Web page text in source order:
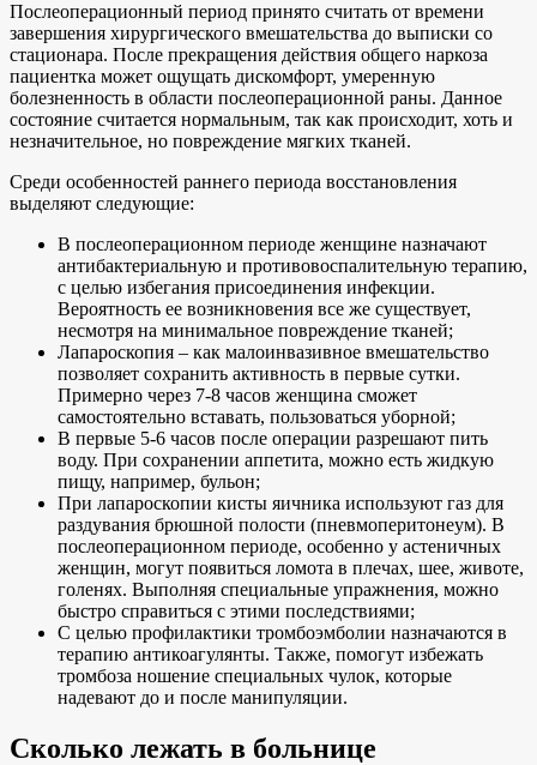
Послеоперационный период принято считать от времени
завершения хирургического вмешательства до выписки со
стационара. После прекращения действия общего наркоза
пациентка может ощущать дискомфорт, умеренную
болезненность в области послеоперационной раны. Данное
состояние считается нормальным, так как происходит, хоть и
незначительное, но повреждение мягких тканей.
Среди особенностей раннего периода восстановления
выделяют следующие:
В послеоперационном периоде женщине назначают
антибактериальную и противовоспалительную терапию,
с целью избегания присоединения инфекции.
Вероятность ее возникновения все же существует,
несмотря на минимальное повреждение тканей;
Лапароскопия – как малоинвазивное вмешательство
позволяет сохранить активность в первые сутки.
Примерно через 7-8 часов женщина сможет
самостоятельно вставать, пользоваться уборной;
В первые 5-6 часов после операции разрешают пить
воду. При сохранении аппетита, можно есть жидкую
пищу, например, бульон;
При лапароскопии кисты яичника используют газ для
раздувания брюшной полости (пневмоперитонеум). В
послеоперационном периоде, особенно у астеничных
женщин, могут появиться ломота в плечах, шее, животе,
голенях. Выполняя специальные упражнения, можно
быстро справиться с этими последствиями;
С целью профилактики тромбоэмболии назначаются в
терапию антикоагулянты. Также, помогут избежать
тромбоза ношение специальных чулок, которые
надевают до и после манипуляции.
Сколько лежать в больнице